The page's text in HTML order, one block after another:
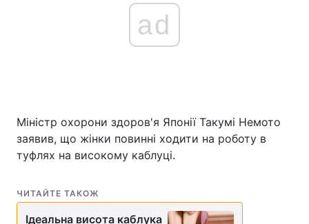
Головна Війна
Економіка Світ
ad
Міністр охорони здоров'я Японії Такумі Немото
заявив, що жінки повинні ходити на роботу в
туфлях на високому каблуці.
ЧИТАЙТЕ ТАКОЖ
Ідеальна висота каблука